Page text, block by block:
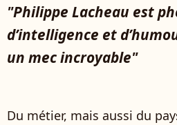
"Philippe Lacheau est
d’intelligence et
un mec incroyable"
Du métier, mais aussi du